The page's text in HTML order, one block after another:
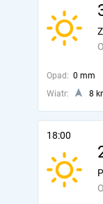
Opad: 0 mm
Wiatr:
8
18:00